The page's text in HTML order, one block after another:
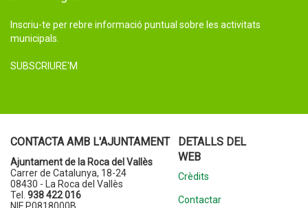
Inscriu-te per rebre informació puntual sobre les activitats
municipals.
SUBSCRIURE'M
CONTACTA AMB L'AJUNTAMENT
Ajuntament de la Roca del Vallès
Carrer de Catalunya, 18-24
08430 - La Roca del Vallès
Tel. 938 422 016
DETALLS DEL
WEB
Crèdits
Contactar